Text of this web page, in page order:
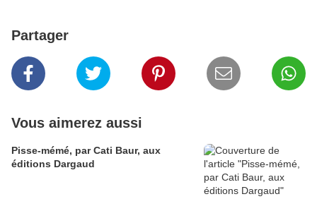
Partager
Vous aimerez aussi
Pisse-mémé, par Cati Baur, aux
éditions Dargaud